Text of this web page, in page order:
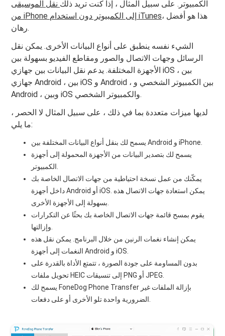
الكمبيوتر. على سبيل المثال ، إذا كنت تريد ذلك نقل الموسيقى
من iPhone إلى الكمبيوتر دون استخدام iTunes، هذا هو أفضل
رهان.
الشيء نفسه ينطبق على أنواع البيانات الأخرى. يمكن نقل
الرسائل وجهات الاتصال والصور ومقاطع الفيديو بسهولة بين
الأجهزة المختلفة. يدعم نقل البيانات بين جهازي iOS ، بين
جهازي Android ، بين iOS و Android ، بين الكمبيوتر الشخصي و
Android ، وبين iOS والكمبيوتر الشخصي.
لديها ميزات متعددة بما في ذلك ، على سبيل المثال لا الحصر ،
ما يلي:
يسمح لك بنقل أنواع البيانات المختلفة بين Android و iPhone.
يسمح لك بتصدير البيانات من الأجهزة المحمولة إلى أجهزة
يمكّنك من عمل نسخة احتياطية من جهات الاتصال الخاصة بك
داخل أجهزة Android أو iOS. يمكن استعادة جهات الاتصال هذه
يقوم بمسح قائمة جهات الاتصال الخاصة بك بحثًا عن التكرارات
يمكن إنشاء نغمات الرنين من خلال البرنامج. يمكن نقل هذه
النغمات إلى أجهزة Android و iOS.
بدون المساومة على جودة الصورة ، تتمتع الأداة بالقدرة على
تحويل ملفات HEIC إلى تنسيقات PNG أو JPEG.
يسمح لك FoneDog Phone Transfer بإزالة الملفات غير